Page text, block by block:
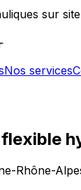
sur
Nos services
Rhône-